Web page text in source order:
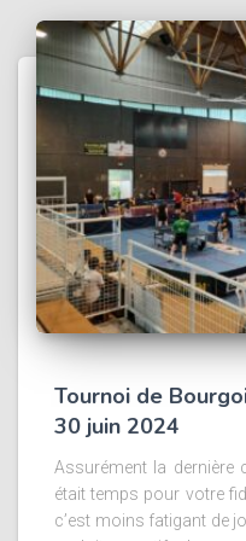
Tournoi de
30 juin 2024
Assurément la dernière
était temps pour votre
c’est moins fatigant de